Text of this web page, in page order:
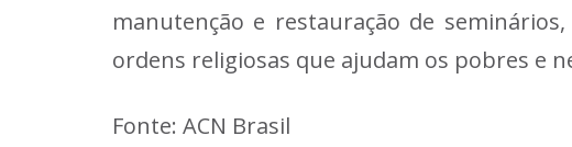
manutenção e restauração de
ordens religiosas que ajudam os pobres e
Fonte: ACN Brasil